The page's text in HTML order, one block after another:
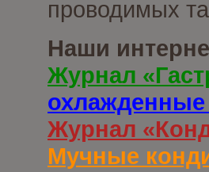
проводимых
Наши
Журнал
Журнал
Мучные